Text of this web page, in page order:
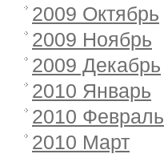
2009 Октябрь
2009 Ноябрь
2009 Декабрь
2010 Январь
2010 Февраль
2010 Март